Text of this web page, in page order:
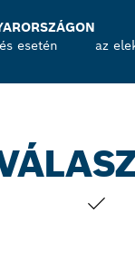
esetén
az